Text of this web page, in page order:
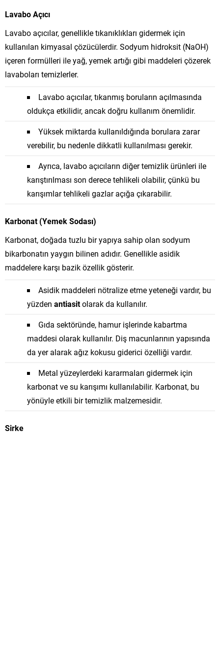
Lavabo Açıcı
Lavabo açıcılar, genellikle tıkanıklıkları gidermek için
kullanılan kimyasal çözücülerdir. Sodyum hidroksit (NaOH)
içeren formülleri ile yağ, yemek artığı gibi maddeleri çözerek
lavaboları temizlerler.
Lavabo açıcılar, tıkanmış boruların açılmasında
oldukça etkilidir, ancak doğru kullanım önemlidir.
Yüksek miktarda kullanıldığında borulara zarar
verebilir, bu nedenle dikkatli kullanılması gerekir.
Ayrıca, lavabo açıcıların diğer temizlik ürünleri ile
karıştırılması son derece tehlikeli olabilir, çünkü bu
karışımlar tehlikeli gazlar açığa çıkarabilir.
Karbonat (Yemek Sodası)
Karbonat, doğada tuzlu bir yapıya sahip olan sodyum
bikarbonatın yaygın bilinen adıdır. Genellikle asidik
maddelere karşı bazik özellik gösterir.
Asidik maddeleri nötralize etme yeteneği vardır, bu
yüzden antiasitolarak da kullanılır.
Gıda sektöründe, hamur işlerinde kabartma
maddesi olarak kullanılır. Diş macunlarının yapısında
da yer alarak ağız kokusu giderici özelliği vardır.
Metal yüzeylerdeki kararmaları gidermek için
karbonat ve su karışımı kullanılabilir. Karbonat, bu
yönüyle etkili bir temizlik malzemesidir.
Sirke